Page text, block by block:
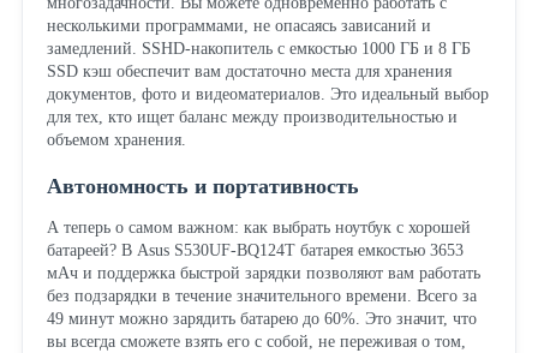
несколькими программами, не опасаясь зависаний и
замедлений. SSHD-накопитель с емкостью 1000 ГБ и 8 ГБ
SSD кэш обеспечит вам достаточно места для хранения
документов, фото и видеоматериалов. Это идеальный выбор
для тех, кто ищет баланс между производительностью и
объемом хранения.
Автономность и портативность
А теперь о самом важном: как выбрать ноутбук с хорошей
батареей? В Asus S530UF-BQ124T батарея емкостью 3653
мАч и поддержка быстрой зарядки позволяют вам работать
без подзарядки в течение значительного времени. Всего за
49 минут можно зарядить батарею до 60%. Это значит, что
вы всегда сможете взять его с собой, не переживая о том,